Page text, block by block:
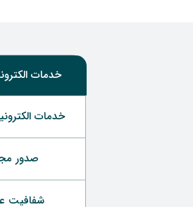
خدمات
خدمات
صدور
شفافیت